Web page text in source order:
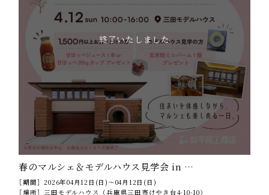
終了いたしました
春のマルシェ＆モデルハウス見学会 in …
［期間］2026年04月12日(日)～04月12日(日)
［場所］ 三田モデルハウス（兵庫県三田市けやき台4-10-10）